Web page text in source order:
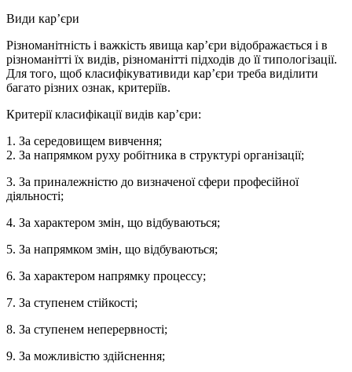
Види кар’єри
Різноманітність і важкість явища кар’єри відображається і в
різноманітті їх видів, різноманітті підходів до її типологізації.
Для того, щоб класифікувативиди кар’єри треба виділити
багато різних ознак, критеріїв.
Критерії класифікації видів кар’єри:
1. За середовищем вивчення;
2. За напрямком руху робітника в структурі організації;
3. За приналежністю до визначеної сфери професійної
діяльності;
4. За характером змін, що відбуваються;
5. За напрямком змін, що відбуваються;
6. За характером напрямку процессу;
7. За ступенем стійкості;
8. За ступенем неперервності;
9. За можливістю здійснення;